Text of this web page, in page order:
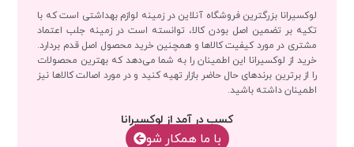
لوکسیرانا بزرگترین فروشگاه آنلاین در زمینه لوازم بهداشتی است که با
تکیه بر تضمین اصل بودن کالا، توانسته است در زمینه جلب اعتماد
مشتری در مورد کیفیت کالاها و همچنین خرید محصول اصل قدم بردارد.
خرید از لوکسیرانا این اطمینان را به شما می‌دهد که بهترین محصولات
را از برترین برندهای حال حاضر بازار تهیه کنید و در مورد اصالت کالاها نیز
اطمینان داشته باشید.
کسب در آمد از لوکسیرانا
با‌‌ ما همکار شو